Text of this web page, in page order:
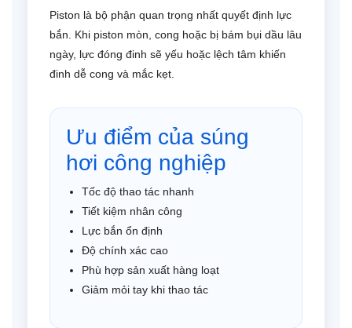
Piston là bộ phận quan trọng nhất quyết định lực
bắn. Khi piston mòn, cong hoặc bị bám bụi dầu lâu
ngày, lực đóng đinh sẽ yếu hoặc lệch tâm khiến
đinh dễ cong và mắc kẹt.
Ưu điểm của súng
hơi công nghiệp
Tốc độ thao tác nhanh
Tiết kiệm nhân công
Lực bắn ổn định
Độ chính xác cao
Phù hợp sản xuất hàng loạt
Giảm mỏi tay khi thao tác